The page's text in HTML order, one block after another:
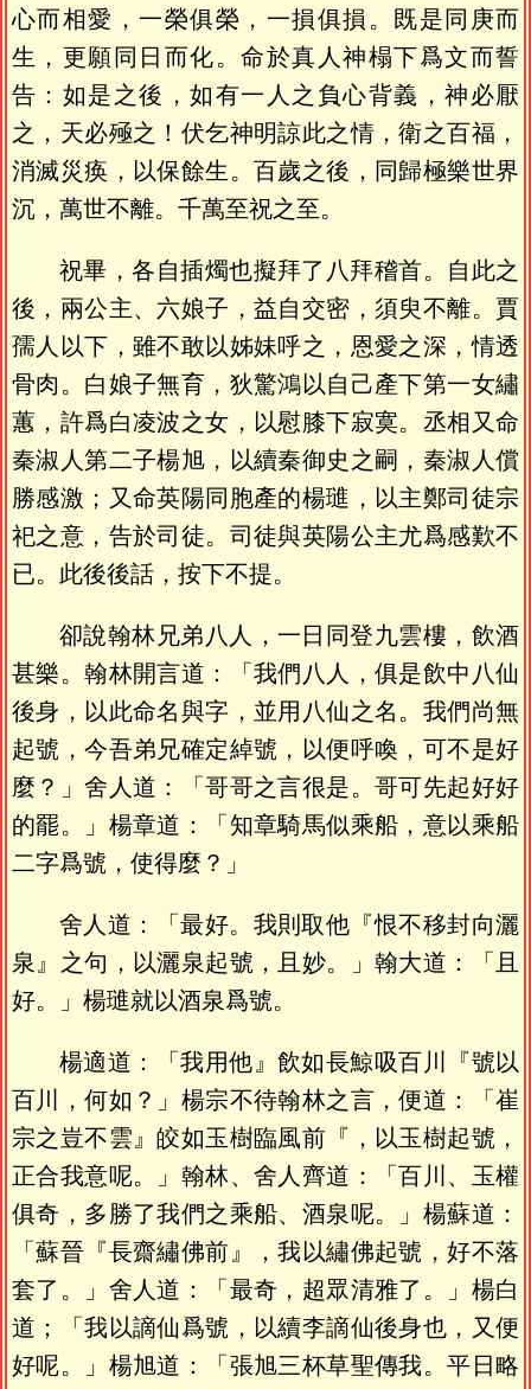
心而相愛，一榮俱榮，一損俱損。既是同庚而
生，更願同日而化。命於真人神榻下爲文而誓
告：如是之後，如有一人之負心背義，神必厭
之，天必殛之！伏乞神明諒此之情，衛之百福，
消滅災痪，以保餘生。百歲之後，同歸極樂世界
沉，萬世不離。千萬至祝之至。
祝畢，各自插燭也擬拜了八拜稽首。自此之
後，兩公主、六娘子，益自交密，須臾不離。賈
孺人以下，雖不敢以姊妹呼之，恩愛之深，情透
骨肉。白娘子無育，狄驚鴻以自己產下第一女繡
蕙，許爲白凌波之女，以慰膝下寂寞。丞相又命
秦淑人第二子楊旭，以續秦御史之嗣，秦淑人償
勝感激；又命英陽同胞產的楊璡，以主鄭司徒宗
祀之意，告於司徒。司徒與英陽公主尤爲感歎不
已。此後後話，按下不提。
卻說翰林兄弟八人，一日同登九雲樓，飲酒
甚樂。翰林開言道：「我們八人，俱是飲中八仙
後身，以此命名與字，並用八仙之名。我們尚無
起號，今吾弟兄確定綽號，以便呼喚，可不是好
麼？」舍人道：「哥哥之言很是。哥可先起好好
的罷。」楊章道：「知章騎馬似乘船，意以乘船
二字爲號，使得麼？」
舍人道：「最好。我則取他『恨不移封向灑
泉』之句，以灑泉起號，且妙。」翰大道：「且
好。」楊璡就以酒泉爲號。
楊適道：「我用他』飲如長鯨吸百川『號以
百川，何如？」楊宗不待翰林之言，便道：「崔
宗之豈不雲』皎如玉樹臨風前『，以玉樹起號，
正合我意呢。」翰林、舍人齊道：「百川、玉權
俱奇，多勝了我們之乘船、酒泉呢。」楊蘇道：
「蘇晉『長齋繡佛前』，我以繡佛起號，好不落
套了。」舍人道：「最奇，超眾清雅了。」楊白
道；「我以謫仙爲號，以續李謫仙後身也，又便
好呢。」楊旭道：「張旭三杯草聖傳我。平日略